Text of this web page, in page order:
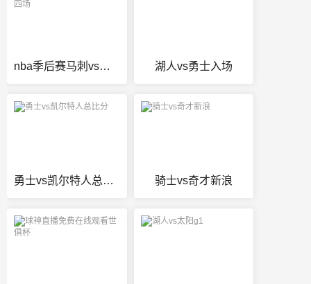
nba季后赛马刺vs勇士第四场 湖人vs勇士入场
勇士vs凯尔特人总比分 骑士vs奇才新浪